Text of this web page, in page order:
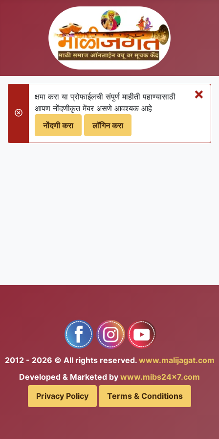
×
danger
क्षमा करा या प्रोफाईलची संपुर्ण माहीती पहाण्‍यासाठी
आपण नोंदणीकृत मेंबर असणे आवश्‍यक आहे
नोंदणी करा
लॉगिन करा
2012 - 2026 © All rights reserved. www.malijagat.com
Developed & Marketed by www.mibs24x7.com
Privacy Policy
Terms & Conditions